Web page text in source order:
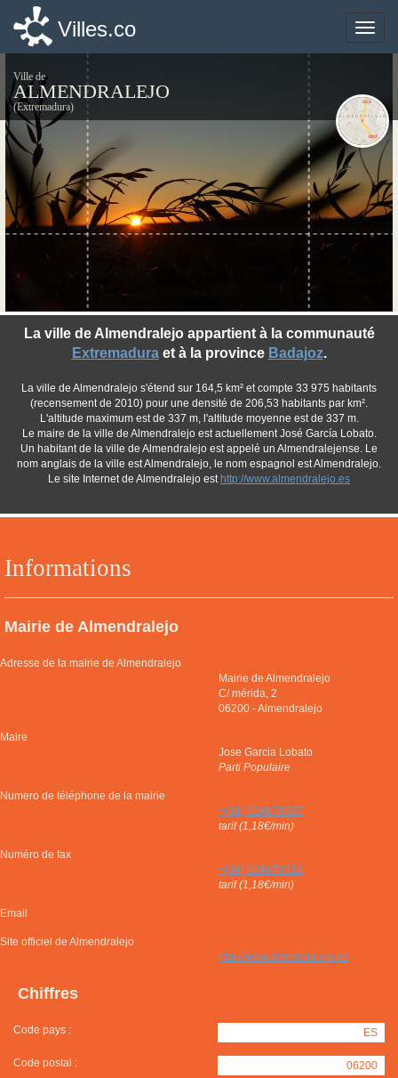
Toggle
Villes.co
Ville de
ALMENDRALEJO
(Extremadura)
Informations
Mairie de Almendralejo
Adresse de la mairie de Almendralejo
Mairie de Almendralejo
C/ mérida, 2
06200 -Almendralejo
Maire
Jose Garcia Lobato
Parti Populaire
Numero de téléphone de la mairie
+(34) 924670507
tarif (1,18€/min)
Numéro de fax
+(34) 924670513
tarif (1,18€/min)
Email
Site officiel de Almendralejo
http://www.almendralejo.es
Chiffres
Code pays : ES
Code postal : 06200
La ville de Almendralejo appartient à la communauté
Extremaduraet à la province Badajoz.
La ville de Almendralejo s'étend sur 164,5 km² et compte 33 975 habitants
(recensement de 2010) pour une densité de 206,53 habitants par km².
L'altitude maximum est de 337 m, l'altitude moyenne est de 337 m.
Le maire de la ville de Almendralejo est actuellement José García Lobato.
Un habitant de la ville de Almendralejo est appelé un Almendralejense. Le
nom anglais de la ville est Almendralejo, le nom espagnol est Almendralejo.
Le site Internet de Almendralejo est http://www.almendralejo.es
Toggle
Villes.co